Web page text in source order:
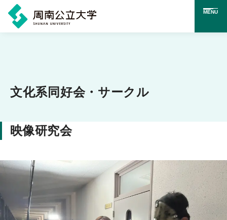
テ
に
MENU
文化系同好会・サークル
映像研究会